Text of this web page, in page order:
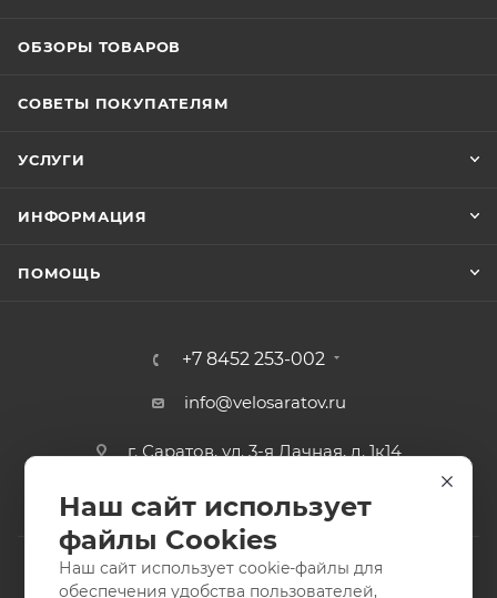
ОБЗОРЫ ТОВАРОВ
СОВЕТЫ ПОКУПАТЕЛЯМ
УСЛУГИ
ИНФОРМАЦИЯ
ПОМОЩЬ
+7 8452 253-002
info@velosaratov.ru
г. Саратов, ул. 3-я Дачная, д. 1к14
Наш сайт использует
файлы Cookies
Наш сайт использует cookie-файлы для
обеспечения удобства пользователей,